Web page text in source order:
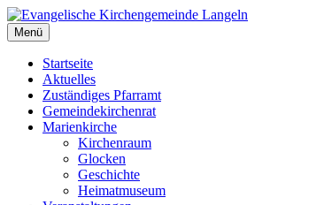
Zum
Inhalt
springen
Evangelische Kirchengemeinde Langeln
Evangelische Kirchengemeinde Langeln
Menü
Startseite
Aktuelles
Zuständiges Pfarramt
Gemeindekirchenrat
Marienkirche
Kirchenraum
Glocken
Geschichte
Heimatmuseum